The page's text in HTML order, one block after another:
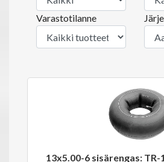
Varastotilanne
13x5.00-6 sisärengas: TR-